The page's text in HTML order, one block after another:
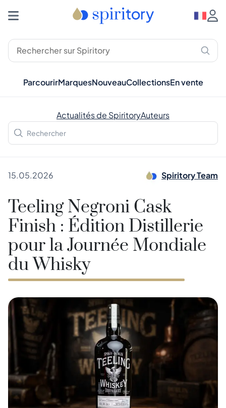
ParcourirMarquesNouveauCollectionsEn vente
Actualités de SpiritoryAuteurs
15.05.2026 Spiritory Team
Teeling Negroni Cask
Finish : Édition Distillerie
pour la Journée Mondiale
du Whisky